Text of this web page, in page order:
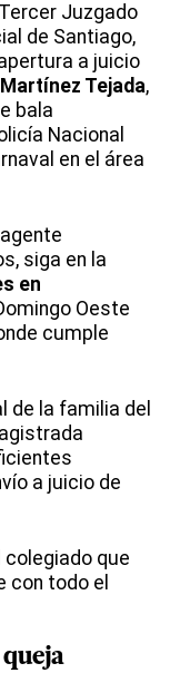
Juzgado
de Santiago,
a juicio
Tejada,
bala
Nacional
en el área
siga en la
en
Oeste
cumple
de la familia del
a juicio de
colegiado que
con todo el